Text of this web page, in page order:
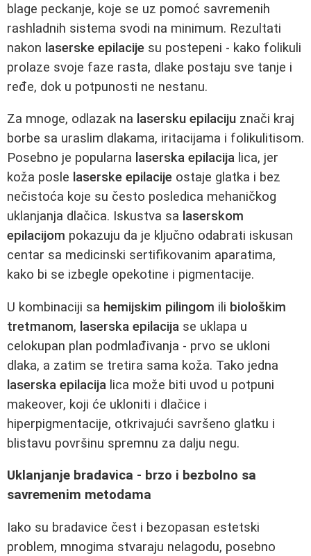
blage peckanje, koje se uz pomoć savremenih
rashladnih sistema svodi na minimum. Rezultati
nakon laserske epilacije su postepeni - kako folikuli
prolaze svoje faze rasta, dlake postaju sve tanje i
ređe, dok u potpunosti ne nestanu.
Za mnoge, odlazak na lasersku epilaciju znači kraj
borbe sa uraslim dlakama, iritacijama i folikulitisom.
Posebno je popularna laserska epilacija lica, jer
koža posle laserske epilacije ostaje glatka i bez
nečistoća koje su često posledica mehaničkog
uklanjanja dlačica. Iskustva sa laserskom
epilacijom pokazuju da je ključno odabrati iskusan
centar sa medicinski sertifikovanim aparatima,
kako bi se izbegle opekotine i pigmentacije.
U kombinaciji sa hemijskim pilingom ili biološkim
tretmanom, laserska epilacija se uklapa u
celokupan plan podmlađivanja - prvo se ukloni
dlaka, a zatim se tretira sama koža. Tako jedna
laserska epilacija lica može biti uvod u potpuni
makeover, koji će ukloniti i dlačice i
hiperpigmentacije, otkrivajući savršeno glatku i
blistavu površinu spremnu za dalju negu.
Uklanjanje bradavica - brzo i bezbolno sa
savremenim metodama
Iako su bradavice čest i bezopasan estetski
problem, mnogima stvaraju nelagodu, posebno